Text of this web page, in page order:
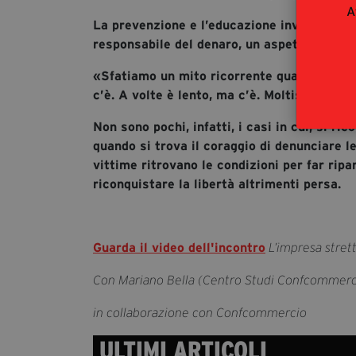
La prevenzione e l’educazione invece
responsabile del denaro, un aspetto
«Sfatiamo un mito ricorrente quando si
c’è. A volte è lento, ma c’è. Moltissimo
Non sono pochi, infatti, i casi in cui, si
quando si trova il coraggio di denunciare
vittime ritrovano le condizioni per far
riconquistare la libertà altrimenti persa.
Guarda il video dell'incontro L’impresa
Con Mariano Bella (Centro Studi
in collaborazione con Confcommercio
ULTIMI ARTICOLI